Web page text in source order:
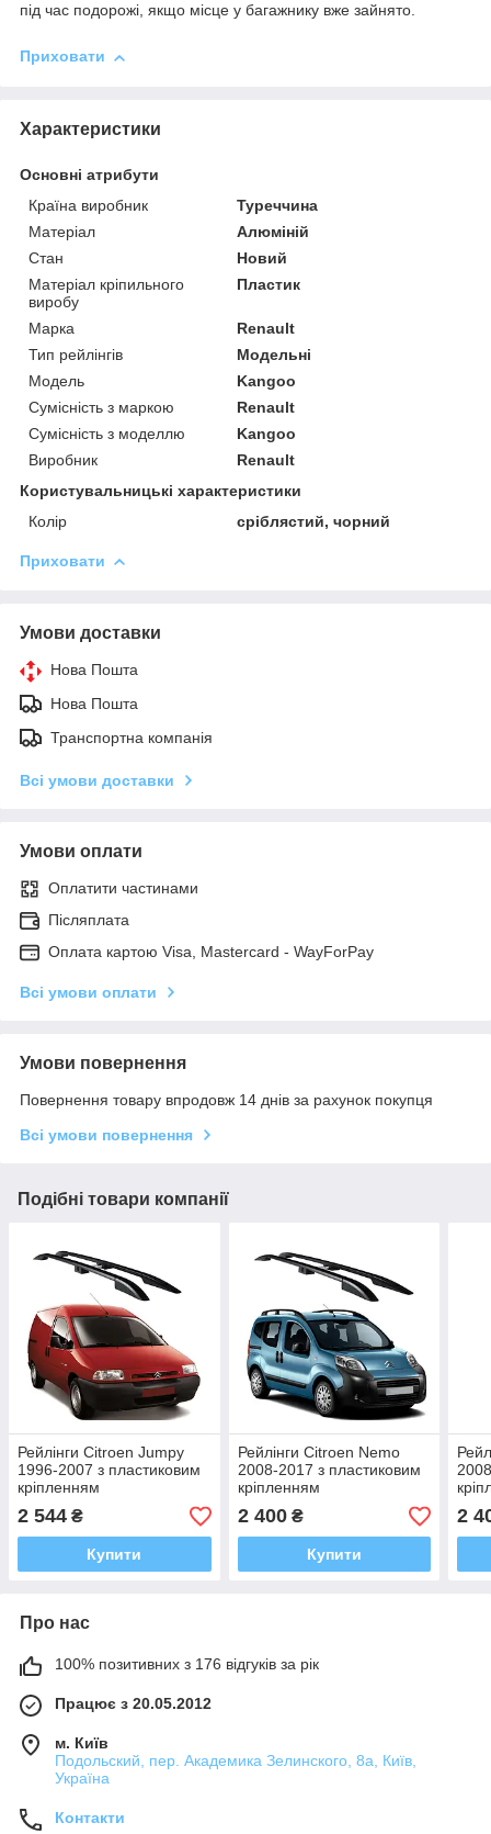
під час подорожі, якщо місце у багажнику вже зайнято.
Приховати
Характеристики
Основні атрибути
Країна виробник
Туреччина
Матеріал
Алюміній
Стан
Новий
Матеріал кріпильного
виробу
Пластик
Марка
Renault
Тип рейлінгів
Модельні
Модель
Kangoo
Сумісність з маркою
Renault
Сумісність з моделлю
Kangoo
Виробник
Renault
Користувальницькі характеристики
Колір
сріблястий, чорний
Приховати
Умови доставки
Нова Пошта
Нова Пошта
Транспортна компанія
Всі умови доставки
Умови оплати
Оплатити частинами
Післяплата
Оплата картою Visa, Mastercard - WayForPay
Всі умови оплати
Умови повернення
Повернення товару впродовж 14 днів за рахунок покупця
Всі умови повернення
Подібні товари компанії
Рейлінги Citroen Jumpy
1996-2007 з пластиковим
кріпленням
2 544 ₴
Купити
Рейлінги Citroen Nemo
2008-2017 з пластиковим
кріпленням
2 400₴
Купити
2
Про нас
100% позитивних з 176 відгуків за рік
Працює з 20.05.2012
м. Київ
Подольский, пер. Академика Зелинского, 8а, Київ,
Україна
Контакти